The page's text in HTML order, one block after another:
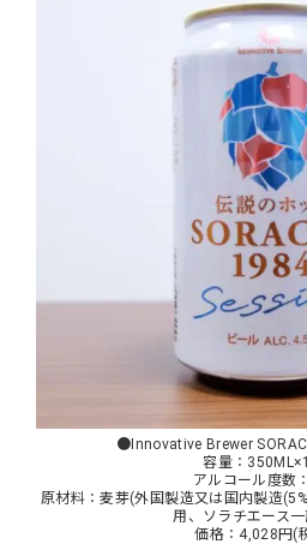
●Innovative Brewer
容量：
アルコール度数
原材料：麦芽(外国製造又は国内製造
用、ソラチエース一
価格：4,028円(